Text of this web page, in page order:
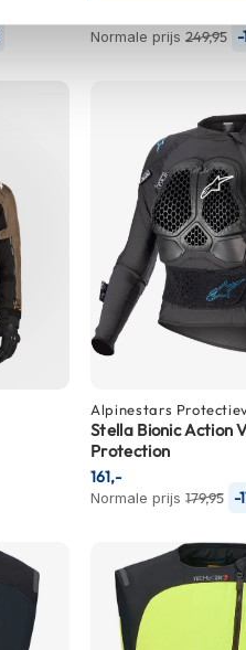
Normale prijs 249,95 -
Alpinestars
Stella Bionic Action
Protection
Normale prijs 179,95 -
161,-